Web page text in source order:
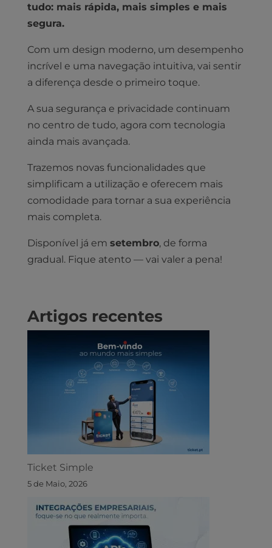
tudo: mais rápida, mais simples e mais
segura.
Com um design moderno, um desempenho
incrível e uma navegação intuitiva, vai sentir
a diferença desde o primeiro toque.
A sua segurança e privacidade continuam
no centro de tudo, agora com tecnologia
ainda mais avançada.
Trazemos novas funcionalidades que
simplificam a utilização e oferecem mais
comodidade para tornar a sua experiência
mais completa.
Disponível já em setembro, de forma
gradual. Fique atento — vai valer a pena!
Artigos recentes
Ticket Simple
5 de Maio, 2026